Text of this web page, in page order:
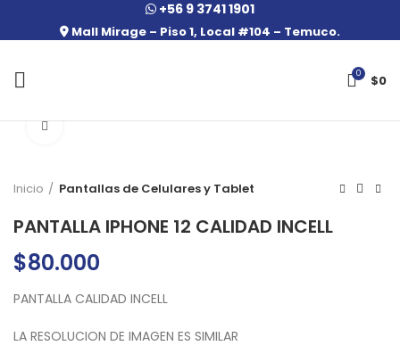
+56 9 3741 1901
Mall Mirage – Piso 1, Local #104 – Temuco.
0 $0
Click to enlarge
Inicio Pantallas de Celulares y Tablet
PANTALLA IPHONE 12 CALIDAD INCELL
$80.000
PANTALLA CALIDAD INCELL
LA RESOLUCION DE IMAGEN ES SIMILAR